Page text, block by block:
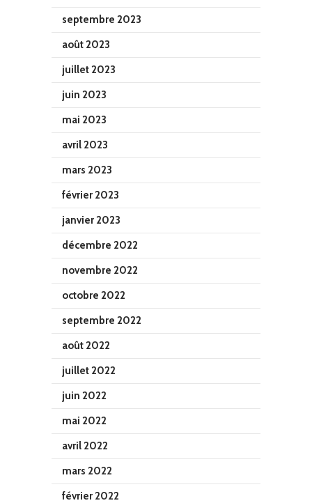
septembre 2023
août 2023
juillet 2023
juin 2023
mai 2023
avril 2023
mars 2023
février 2023
janvier 2023
décembre 2022
novembre 2022
octobre 2022
septembre 2022
août 2022
juillet 2022
juin 2022
mai 2022
avril 2022
mars 2022
février 2022